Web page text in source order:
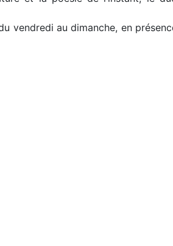
vendredi au dimanche, en